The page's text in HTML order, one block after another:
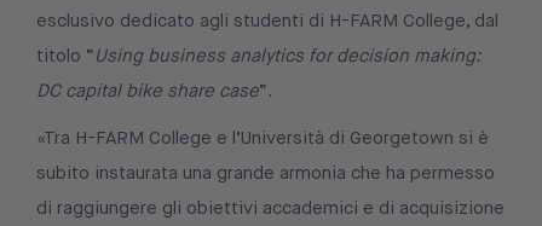
esclusivo dedicato agli studenti di H-FARM College, dal
titolo “Using business analytics for decision making:
DC capital bike share case“.
«Tra H-FARM College e l’Università di Georgetown si è
subito instaurata una grande armonia che ha permesso
di raggiungere gli obiettivi accademici e di acquisizione